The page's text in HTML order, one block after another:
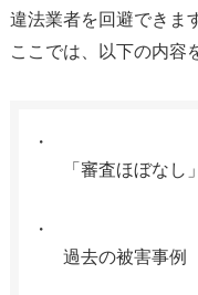
違法業者を回避できま
ここでは、以下の内容
「審査ほぼなし
過去の被害事例